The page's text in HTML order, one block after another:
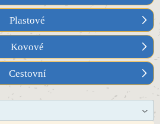
Plastové
Kovové
Cestovní